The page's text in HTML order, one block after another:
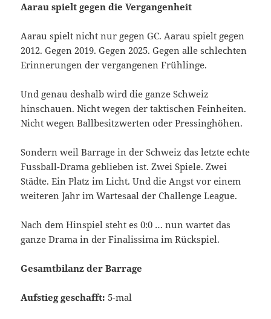
Aarau spielt gegen die Vergangenheit
Aarau spielt nicht nur gegen GC. Aarau spielt gegen
2012. Gegen 2019. Gegen 2025. Gegen alle schlechten
Erinnerungen der vergangenen Frühlinge.
Und genau deshalb wird die ganze Schweiz
hinschauen. Nicht wegen der taktischen Feinheiten.
Nicht wegen Ballbesitzwerten oder Pressinghöhen.
Sondern weil Barrage in der Schweiz das letzte echte
Fussball-Drama geblieben ist. Zwei Spiele. Zwei
Städte. Ein Platz im Licht. Und die Angst vor einem
weiteren Jahr im Wartesaal der Challenge League.
Nach dem Hinspiel steht es 0:0 … nun wartet das
ganze Drama in der Finalissima im Rückspiel.
Gesamtbilanz der Barrage
Aufstieg geschafft: 5-mal